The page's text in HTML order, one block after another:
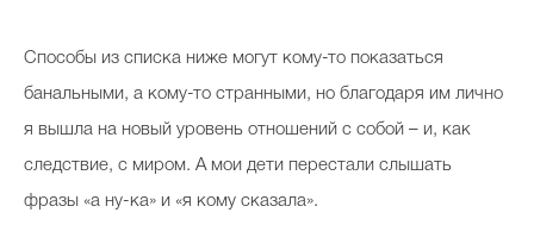
Способы из списка ниже могут кому-то показаться
банальными, а кому-то странными, но благодаря им лично
я вышла на новый уровень отношений с собой – и, как
следствие, с миром. А мои дети перестали слышать
фразы «а ну-ка» и «я кому сказала».